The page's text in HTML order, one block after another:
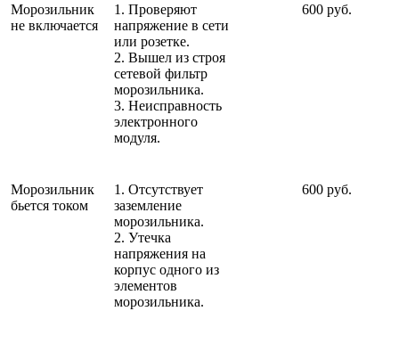
Морозильник
не включается
1. Проверяют
напряжение в сети
или розетке.
2. Вышел из строя
сетевой фильтр
морозильника.
3. Неисправность
электронного
модуля.
600 руб.
Морозильник
бьется током
1. Отсутствует
заземление
морозильника.
2. Утечка
напряжения на
корпус одного из
элементов
морозильника.
600 руб.